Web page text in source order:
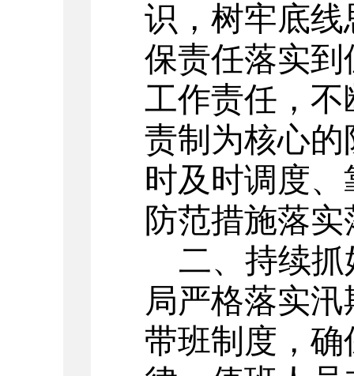
识，树牢底
保责任落实
工作责任，
责制为核心
时及时调度
防范措施落
二、 持续抓
局严格落实
带班制度，